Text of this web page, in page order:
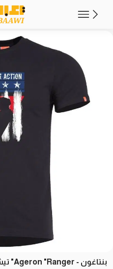
بنتاغون - Ageron "Ranger" تيشيرت أسود-L